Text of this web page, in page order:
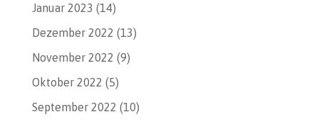
Januar 2023 (14)
Dezember 2022 (13)
November 2022 (9)
Oktober 2022 (5)
September 2022 (10)